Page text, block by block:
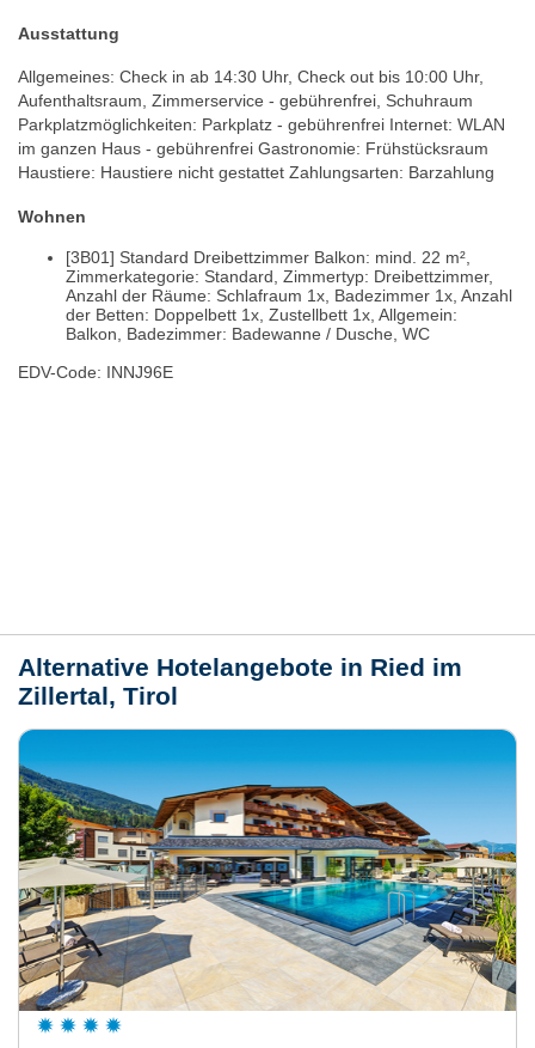
Ausstattung
Allgemeines: Check in ab 14:30 Uhr, Check out bis 10:00 Uhr,
Aufenthaltsraum, Zimmerservice - gebührenfrei, Schuhraum
Parkplatzmöglichkeiten: Parkplatz - gebührenfrei Internet: WLAN
im ganzen Haus - gebührenfrei Gastronomie: Frühstücksraum
Haustiere: Haustiere nicht gestattet Zahlungsarten: Barzahlung
Wohnen
[3B01] Standard Dreibettzimmer Balkon: mind. 22 m²,
Zimmerkategorie: Standard, Zimmertyp: Dreibettzimmer,
Anzahl der Räume: Schlafraum 1x, Badezimmer 1x, Anzahl
der Betten: Doppelbett 1x, Zustellbett 1x, Allgemein:
Balkon, Badezimmer: Badewanne / Dusche, WC
EDV-Code: INNJ96E
Alternative Hotelangebote in Ried im
Zillertal, Tirol